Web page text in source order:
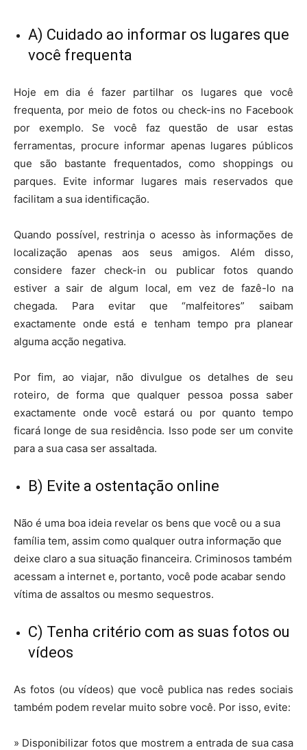
A) Cuidado ao informar os lugares que
você frequenta
Hoje em dia é fazer partilhar os lugares que você
frequenta, por meio de fotos ou check-ins no Facebook
por exemplo. Se você faz questão de usar estas
ferramentas, procure informar apenas lugares públicos
que são bastante frequentados, como shoppings ou
parques. Evite informar lugares mais reservados que
facilitam a sua identificação.
Quando possível, restrinja o acesso às informações de
localização apenas aos seus amigos. Além disso,
considere fazer check-in ou publicar fotos quando
estiver a sair de algum local, em vez de fazê-lo na
chegada. Para evitar que
“malfeitores” saibam
exactamente onde está e tenham tempo pra planear
alguma acção negativa.
Por fim, ao viajar, não divulgue os detalhes de seu
roteiro, de forma que qualquer pessoa possa saber
exactamente onde você estará ou por quanto tempo
ficará longe de sua residência. Isso pode ser um convite
para a sua casa ser assaltada.
B) Evite a ostentação online
Não é uma boa ideia revelar os bens que você ou a sua
família tem, assim como qualquer outra informação que
deixe claro a sua situação financeira. Criminosos também
acessam a internet e, portanto, você pode acabar sendo
vítima de assaltos ou mesmo sequestros.
C) Tenha critério com as suas fotos ou
vídeos
As fotos (ou vídeos) que você publica nas redes sociais
também podem revelar muito sobre você. Por isso, evite:
» Disponibilizar fotos que mostrem a entrada de sua casa